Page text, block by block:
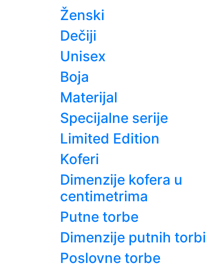
Ženski
Dečiji
Unisex
Boja
Materijal
Specijalne serije
Limited Edition
Koferi
Dimenzije kofera u
centimetrima
Putne torbe
Dimenzije putnih torbi
Poslovne torbe